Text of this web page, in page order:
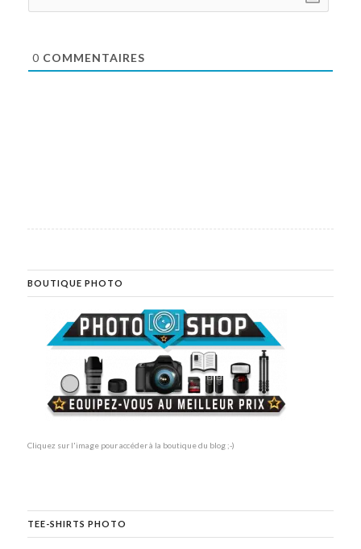
0 COMMENTAIRES
BOUTIQUE PHOTO
Cliquez sur l'image pour accéder à la boutique du blog ;-)
TEE-SHIRTS PHOTO